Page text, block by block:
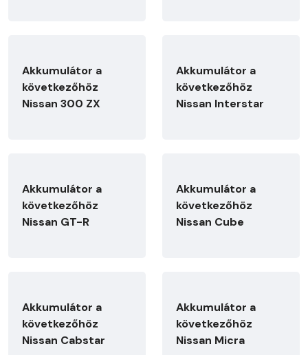
Akkumulátor a
következőhöz
Nissan 300 ZX
Akkumulátor a
következőhöz
Nissan Interstar
Akkumulátor a
következőhöz
Nissan GT-R
Akkumulátor a
következőhöz
Nissan Cube
Akkumulátor a
következőhöz
Nissan Cabstar
Akkumulátor a
következőhöz
Nissan Micra